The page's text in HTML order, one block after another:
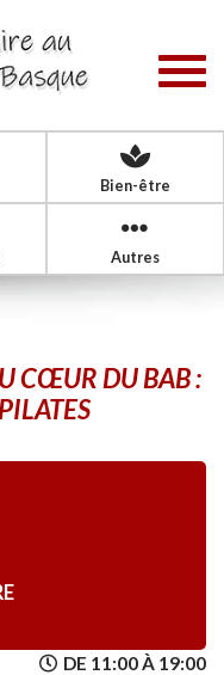
Bien-être
Autres
CŒUR DU BAB :
DE 11:00 À 19:00